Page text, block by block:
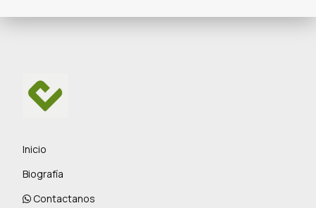
Inicio
Biografía
Contactanos